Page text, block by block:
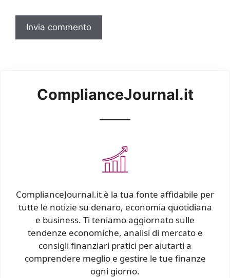
ComplianceJournal.it
ComplianceJournal.it è la tua fonte affidabile per
tutte le notizie su denaro, economia quotidiana
e business. Ti teniamo aggiornato sulle
tendenze economiche, analisi di mercato e
consigli finanziari pratici per aiutarti a
comprendere meglio e gestire le tue finanze
ogni giorno.